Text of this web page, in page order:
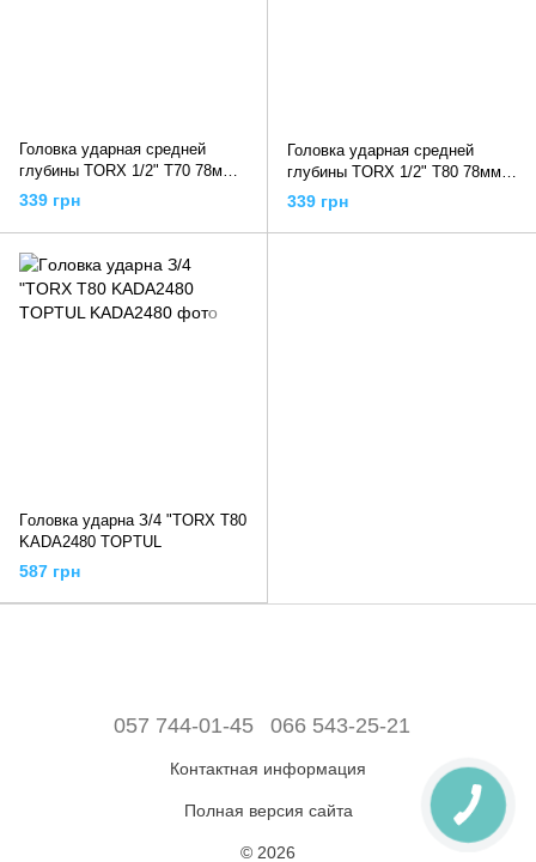
Головка ударная средней
глубины TORX 1/2" T70 78мм
(447870 JTC)
339 грн
Головка ударная средней
глубины TORX 1/2" T80 78мм
(447880 JTC)
339 грн
Гoлoвкa удapнa З/4 "TORX T80
KADA2480 TOPTUL
587 грн
057 744-01-45 066 543-25-21
Контактная информация
Полная версия сайта
© 2026